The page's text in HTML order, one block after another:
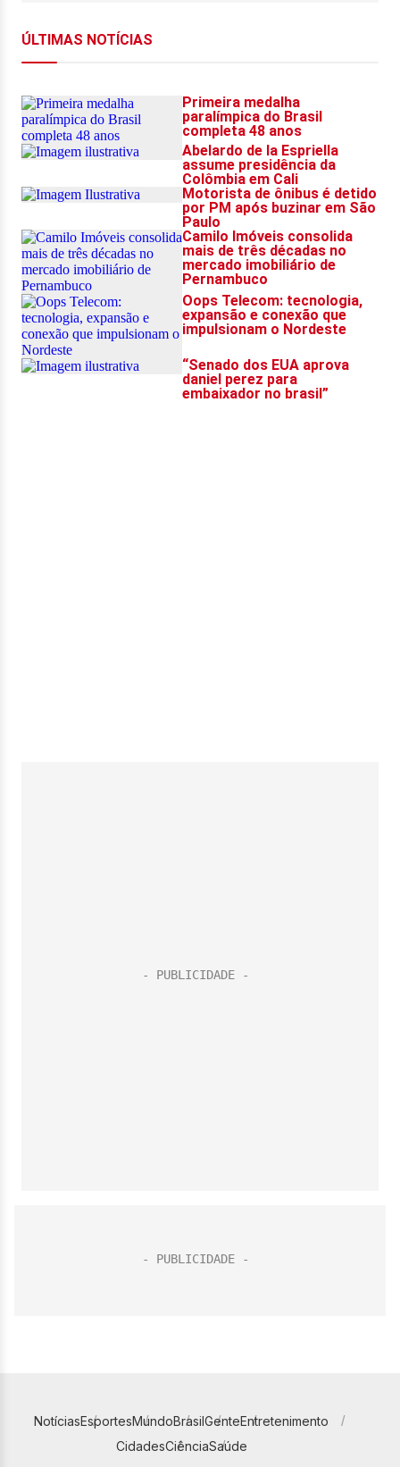
NotíciasEsportesMundoBrasilGenteEntretenimento
CidadesCiênciaSaúde